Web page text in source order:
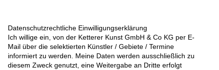
Datenschutzrechtliche Einwilligungserklärung
Ich willige ein, von der Ketterer Kunst GmbH & Co KG per E-
Mail über die selektierten Künstler / Gebiete / Termine
informiert zu werden. Meine Daten werden ausschließlich zu
diesem Zweck genutzt, eine Weitergabe an Dritte erfolgt